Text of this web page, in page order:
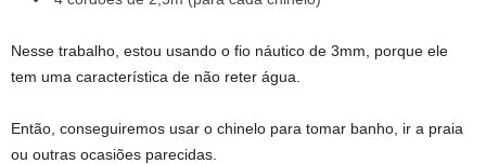
Nesse trabalho, estou usando o fio náutico de 3mm, porque ele
tem uma característica de não reter água.
Então, conseguiremos usar o chinelo para tomar banho, ir a praia
ou outras ocasiões parecidas.